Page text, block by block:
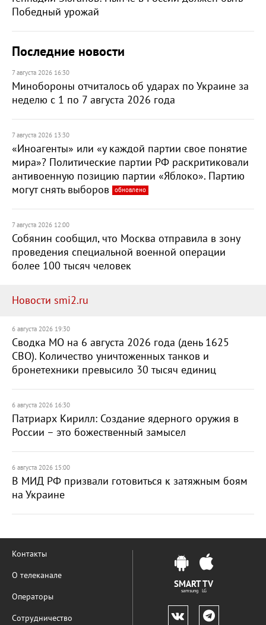
Победный урожай
Последние новости
7 августа 2026 16:30
Минобороны отчиталось об ударах по Украине за
неделю с 1 по 7 августа 2026 года
7 августа 2026 13:30
«Иноагенты» или «у каждой партии свое понятие
мира»? Политические партии РФ раскритиковали
антивоенную позицию партии «Яблоко». Партию
могут снять выборов
обновлено
7 августа 2026 12:00
Собянин сообщил, что Москва отправила в зону
проведения специальной военной операции
более 100 тысяч человек
Новости smi2.ru
6 августа 2026 19:30
Сводка МО на 6 августа 2026 года (день 1625
СВО). Количество уничтоженных танков и
бронетехники превысило 30 тысяч единиц
6 августа 2026 16:30
Патриарх Кирилл: Создание ядерного оружия в
России – это божественный замысел
6 августа 2026 15:00
В МИД РФ призвали готовиться к затяжным боям
на Украине
Контакты
О телеканале
Операторы
Сотрудничество
SMART TV
samsung LG